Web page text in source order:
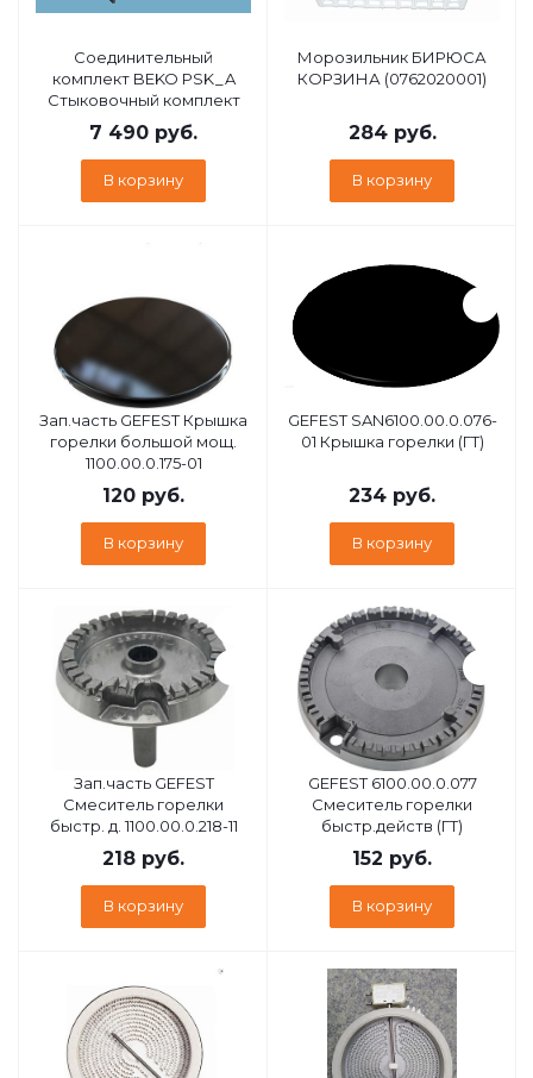
Соединительный
комплект BEKO PSK_A
Стыковочный комплект
7 490 руб.
В корзину
Морозильник БИРЮСА
КОРЗИНА (0762020001)
284руб.
В корзину
Зап.часть GEFEST Крышка
горелки большой мощ.
1100.00.0.175-01
120 руб.
В корзину
GEFEST SAN6100.00.0.076-
01 Крышка горелки (ГТ)
234 руб.
В корзину
Зап.часть GEFEST
Смеситель горелки
быстр. д. 1100.00.0.218-11
218 руб.
В корзину
GEFEST 6100.00.0.077
Смеситель горелки
быстр.действ (ГТ)
152 руб.
В корзину